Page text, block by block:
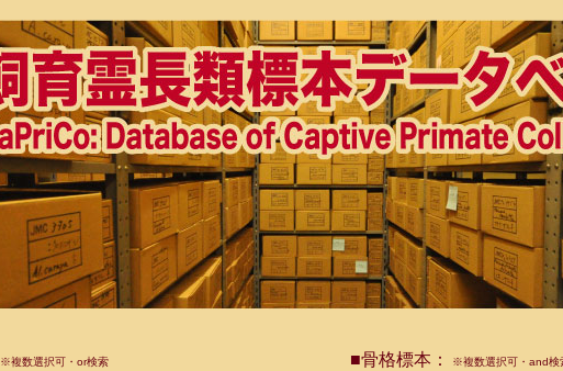
※複数選択可・or検索 ■骨格標本： ※複数選択可・and検